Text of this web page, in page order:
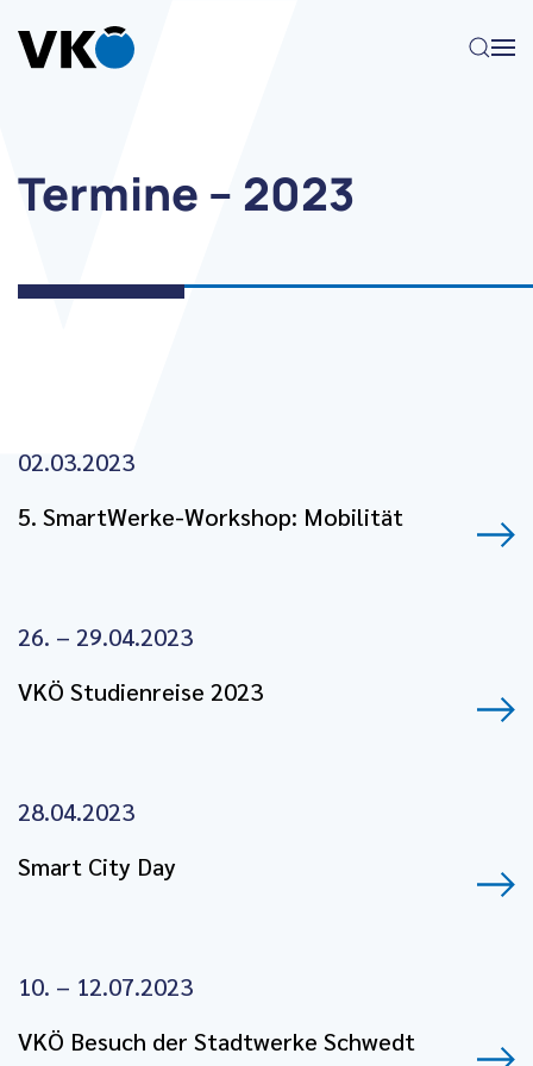
Zum Hauptinhalt springen
Termine – 2023
5. SmartWerke-Workshop: Mobilität
02.03.2023
VKÖ Studienreise 2023
26. – 29.04.2023
Smart City Day
28.04.2023
VKÖ Besuch der Stadtwerke Schwedt
10. – 12.07.2023